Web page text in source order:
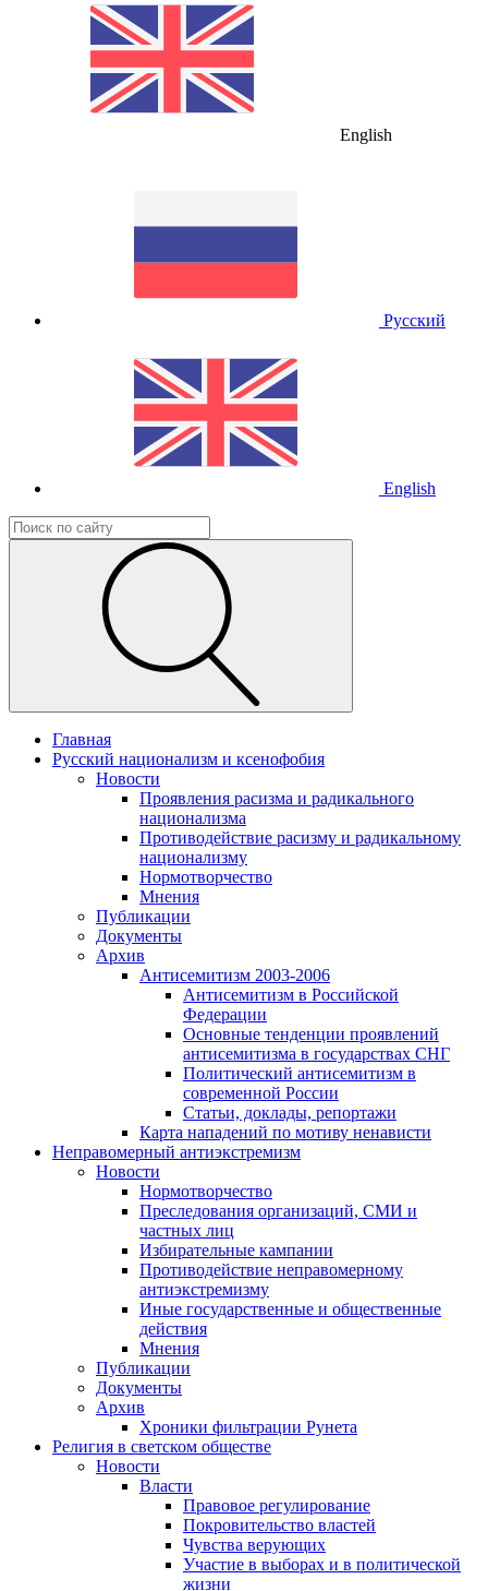
English
Русский
English
Главная
Русский национализм и ксенофобия
Новости
Проявления расизма и радикального
национализма
Противодействие расизму и радикальному
национализму
Нормотворчество
Мнения
Публикации
Документы
Архив
Антисемитизм 2003-2006
Антисемитизм в Российской
Федерации
Основные тенденции проявлений
антисемитизма в государствах СНГ
Политический антисемитизм в
современной России
Статьи, доклады, репортажи
Карта нападений по мотиву ненависти
Неправомерный антиэкстремизм
Новости
Нормотворчество
Преследования организаций, СМИ и
частных лиц
Избирательные кампании
Противодействие неправомерному
антиэкстремизму
Иные государственные и общественные
действия
Мнения
Публикации
Документы
Архив
Хроники фильтрации Рунета
Религия в светском обществе
Новости
Власти
Правовое регулирование
Покровительство властей
Чувства верующих
Участие в выборах и в политической
жизни